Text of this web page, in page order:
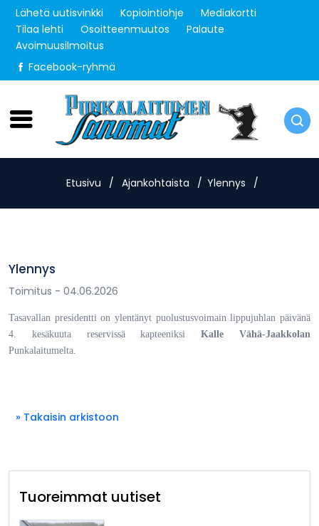
Lähetä uutisvinkki Kopiointiohje
Mediakortti
Tilaa lehti
Osoitteenmuutos
Palaute
Avoimuusilmoitus
Facebook-ryhmä
Perjantai 7.8.2026
Etusivu / Ajankohtaista / Ylennys /
Ylennys
Toimitus - 04.06.2026
Tasavallan presidentti on ylentänyt puolustusvoimain lippujuhlan päivänä
4. kesäkuuta reservissä kapteeniksiKalle Vähä-Jaakkolan
Punkalaitumelta.
» Takaisin arkistoon
Tuoreimmat uutiset